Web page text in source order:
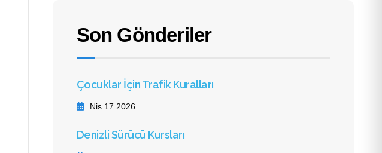
Son Gönderiler
Çocuklar İçin Trafik Kuralları
Nis 17 2026
Denizli Sürücü Kursları